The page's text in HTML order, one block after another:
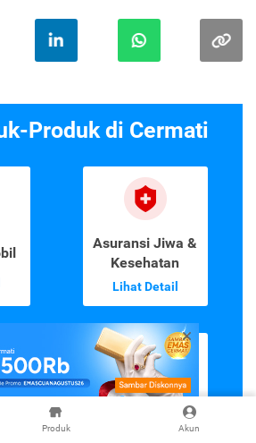
Produk Akun
Produk di Cermati
Asuransi Jiwa &
Kesehatan
Lihat Detail
Emas Digital